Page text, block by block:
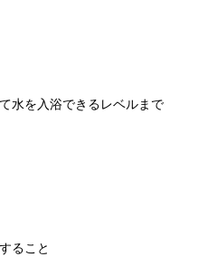
水を入浴できるレベルまで
ること